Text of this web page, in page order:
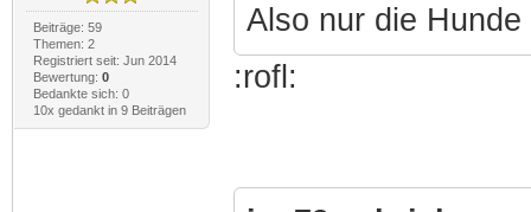
Beiträge: 59
Themen: 2
Registriert seit: Jun 2014
Bewertung: 0
Bedankte sich: 0
10x gedankt in 9 Beiträgen
Also nur die
:rofl: